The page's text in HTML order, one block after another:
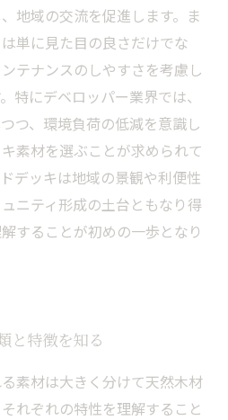
地域の交流を促進します。ま
単に見た目の良さだけでな
テナンスのしやすさを考慮し
特にデベロッパー業界では、
つ、環境負荷の低減を意識し
素材を選ぶことが求められて
デッキは地域の景観や利便性
ニティ形成の土台ともなり得
することが初めの一歩となり
と特徴を知る
素材は大きく分けて天然木材
れぞれの特性を理解すること